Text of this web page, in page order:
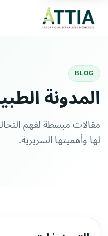
BLOG
المدونة
مقالات مبسطة لفهم
لها وأهميتها السريرية.